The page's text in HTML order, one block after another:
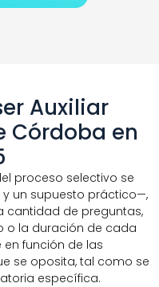
Auxiliar
Córdoba en
proceso selectivo se
un supuesto práctico—,
cantidad de preguntas,
o la duración de cada
función de las
se oposita, tal como se
específica.